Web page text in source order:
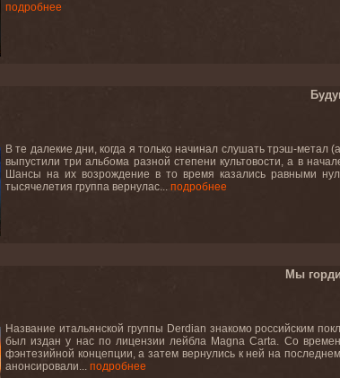
подробнее
В те далекие дни, когда я только начинал слушать трэш-
выпустили три альбома разной степени культовости, а в
Шансы на их возрождение в то время казались равными
тысячелетия группа вернулас... подробнее
Мы
Название итальянской группы Derdian знакомо российским
был издан у нас по лицензии лейбла Magna Carta. Со
фэнтезийной концепции, а затем вернулись к ней на
анонсировали... подробнее